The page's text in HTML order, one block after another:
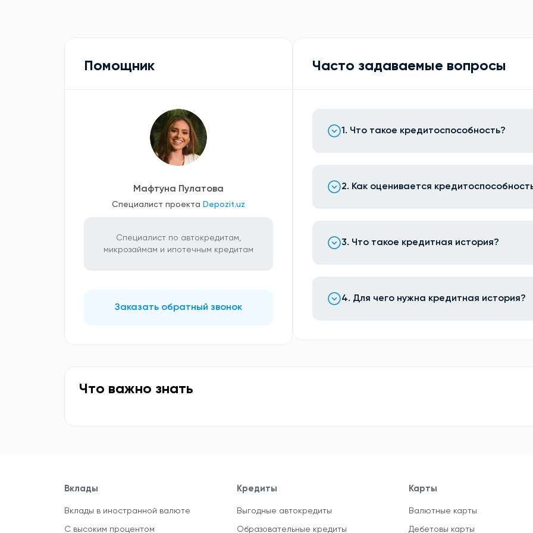
Помощник
Мафтуна Пулатова
Специалист проекта Depozit.uz
Специалист по автокредитам,
микрозаймам и ипотечным кредитам
Заказать обратный звонок
Часто задаваемые вопросы
1. Что такое кредитоспособность?
2. Как оценивается
3. Что такое кредитная история?
4. Для чего нужна кредитная история?
Что важно знать
Вклады
Вклады в иностранной валюте
С высоким процентом
Кредиты
Выгодные автокредиты
Образовательные кредиты
Карты
Валютные карты
Дебетовы карты